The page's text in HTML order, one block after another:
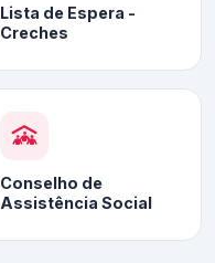
Lista de Espera -
Creches
Conselho de
Assistência Social